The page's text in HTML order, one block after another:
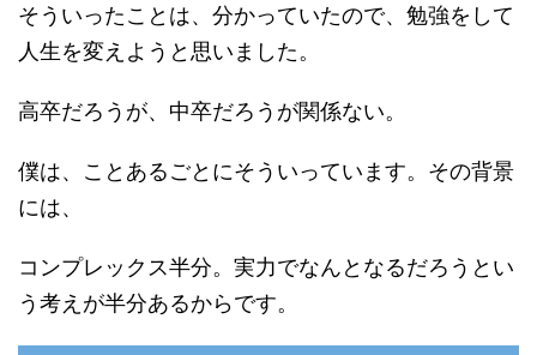
そういったことは、分かっていたので、勉強をして
人生を変えようと思いました。
高卒だろうが、中卒だろうが関係ない。
僕は、ことあるごとにそういっています。その背景
には、
コンプレックス半分。実力でなんとなるだろうとい
う考えが半分あるからです。